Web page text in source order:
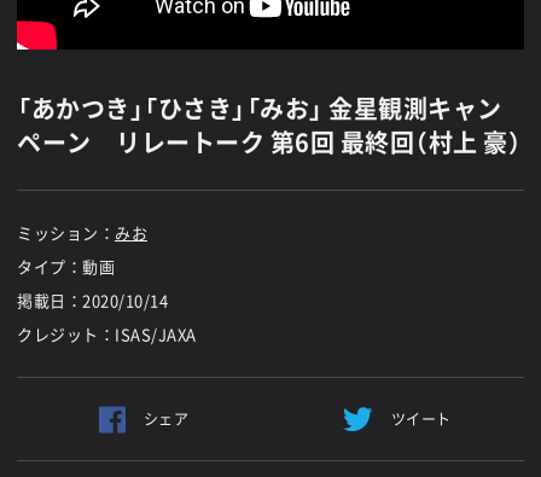
「あかつき」「ひさき」「みお」 金星観測キャン
ペーン リレートーク 第6回 最終回（村上 豪）
ミッション： みお
タイプ：動画
掲載日： 2020/10/14
クレジット：ISAS/JAXA
シェア ツイート